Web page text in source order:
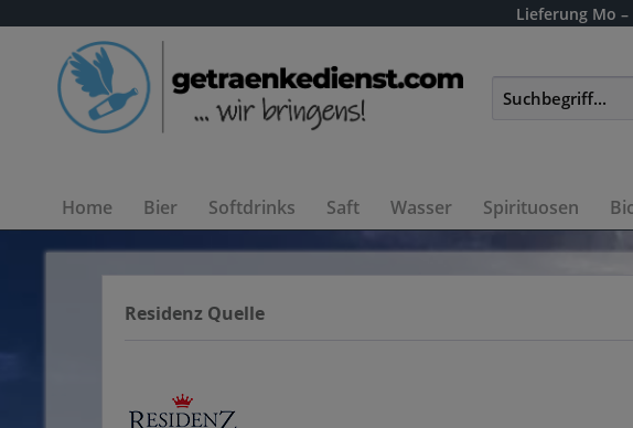
Lieferung Mo –
Home Bier Softdrinks Saft Wasser Spirituosen
Residenz Quelle